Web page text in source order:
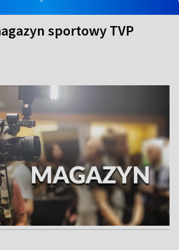
sportowy TVP